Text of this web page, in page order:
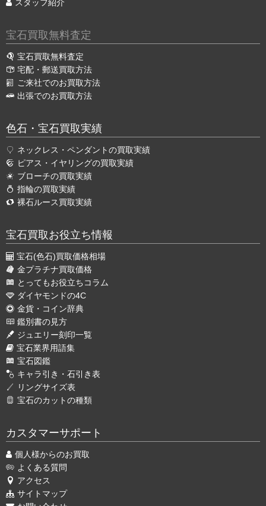
スタッフ紹介
宝石買取無料査定
宝石買取無料査定
宅配・郵送買取方法
ご来社でのお買取方法
出張でのお買取方法
色石・宝石買取実績
ネックレス・ペンダントの買取実績
ピアス・イヤリングの買取実績
ブローチの買取実績
指輪の買取実績
裸石ルース買取実績
宝石買取お役立ち情報
宝石(色石)買取価格相場
金プラチナ買取価格
とってもお役立ちコラム
ダイヤモンドの4C
金貨・コイン辞典
鑑別書の見方
ジュエリー刻印一覧
宝石業界用語集
宝石図鑑
キャラ引き・石引き表
リングサイズ表
宝石のカットの種類
カスタマーサポート
個人様からのお買取
よくある質問
アクセス
サイトマップ